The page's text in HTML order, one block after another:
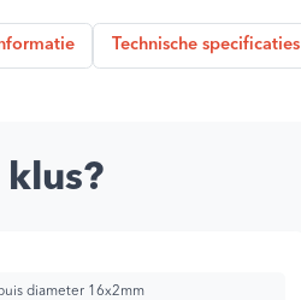
Technische specificaties
diameter 16x2mm